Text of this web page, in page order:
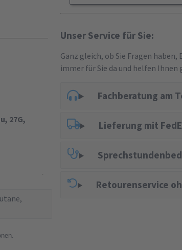
27G,
Unser Service für Sie:
Ganz gleich, ob Sie Fragen
immer für Sie da und helfen
Fachberatung am
Lieferung mit
Retourenservice